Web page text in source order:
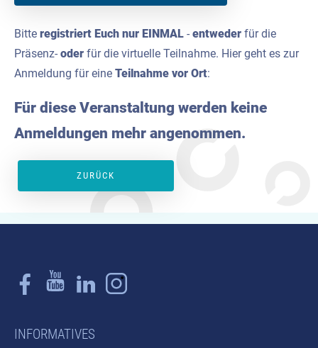
Bitte registriert Euch nur EINMAL - entweder für die
Präsenz- oder für die virtuelle Teilnahme. Hier geht es zur
Anmeldung für eine Teilnahme vor Ort:
Für diese Veranstaltung werden keine
Anmeldungen mehr angenommen.
ZURÜCK
INFORMATIVES